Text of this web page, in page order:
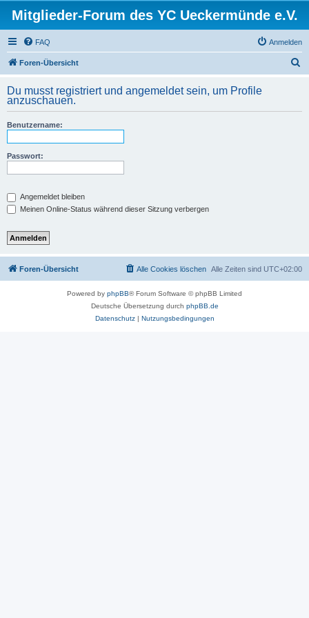
Mitglieder-Forum des YC Ueckermünde e.V.
FAQ Anmelden
Foren-Übersicht
h
Du musst registriert und angemeldet sein, um Profile
anzuschauen.
Benutzername:
Passwort:
Angemeldet bleiben
Meinen Online-Status während dieser Sitzung verbergen
Foren-Übersicht Alle Zeiten sind UTC+02:00
Alle Cookies löschen
Powered by phpBB® Forum Software © phpBB Limited
Deutsche Übersetzung durch phpBB.de
Datenschutz| Nutzungsbedingungen